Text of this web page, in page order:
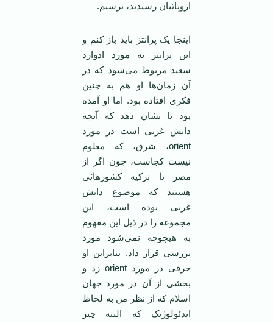
اروپائیان رسیدند، نرسیم.
اینجا یک پرانتز باید باز کنم و
این پرانتز به مورد ادوارد
سعید مربوط می‌شود که در
آن زمان‌ها او هم به چنین
فکری افتاده بود. اما او آمده
بود تا نشان دهد که آنچه
دانش غربی است در مورد
orient، شرق، که معلوم
نیست کجاست، چون اگر از
مصر تا ترکیه کشورهائی
هستند که موضوع دانش
غربی بوده است، این
مجموعه را در ذیل این مفهوم
به هیچوجه نمی‌شود مورد
بررسی قرار داد. بنابراین او
حرفی در مورد orient زد و
بخشی از آن در مورد جهان
اسلام که از نظر من به لحاظ
ایدئولوژیک که البته چیز